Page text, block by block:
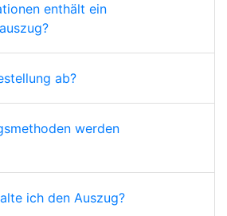
enthält ein
ab?
werden
ich den Auszug?